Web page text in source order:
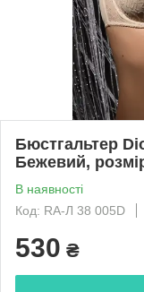
Бюстгальтер
Бежевий,
В наявності
Код: RA-Л 38 005D
530 ₴